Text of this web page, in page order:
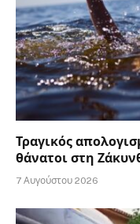
Τραγικός
θάνατοι στη
7 Αυγούστου 2026